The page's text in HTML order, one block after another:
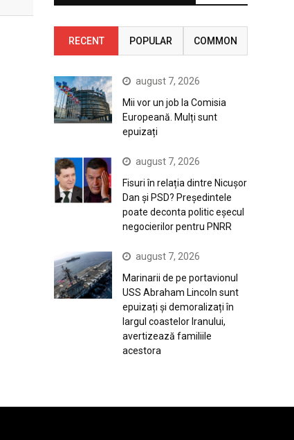
RECENT POPULAR COMMON
august 7, 2026
Mii vor un job la Comisia
Europeană. Mulți sunt
epuizați
august 7, 2026
Fisuri în relația dintre Nicușor
Dan și PSD? Președintele
poate deconta politic eșecul
negocierilor pentru PNRR
august 7, 2026
Marinarii de pe portavionul
USS Abraham Lincoln sunt
epuizați și demoralizați în
largul coastelor Iranului,
avertizează familiile
acestora